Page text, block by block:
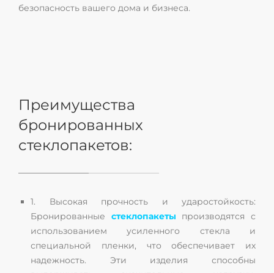
безопасность вашего дома и бизнеса.
Преимущества
бронированных
стеклопакетов:
1. Высокая прочность и ударостойкость:
Бронированные стеклопакеты производятся с
использованием усиленного стекла и
специальной пленки, что обеспечивает их
надежность. Эти изделия способны